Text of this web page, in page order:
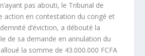
pas abouti, le Tribunal de
action en contestation du congé et
d’éviction, a débouté la
de sa demande en annulation du
la somme de 43.000.000 FCFA